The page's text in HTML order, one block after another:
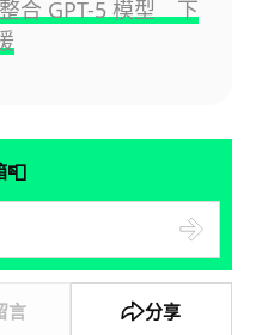
合 GPT-5 模型 下
📮
言 分享